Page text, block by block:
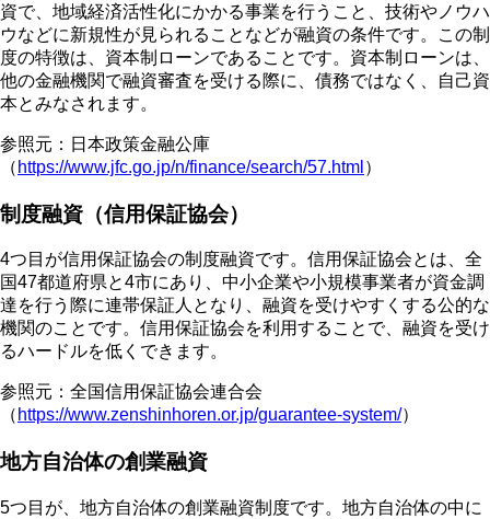
資で、地域経済活性化にかかる事業を行うこと、技術やノウハ
ウなどに新規性が見られることなどが融資の条件です。この制
度の特徴は、資本制ローンであることです。資本制ローンは、
他の金融機関で融資審査を受ける際に、債務ではなく、自己資
本とみなされます。
参照元：日本政策金融公庫
（ https://www.jfc.go.jp/n/finance/search/57.html ）
制度融資（信用保証協会）
4つ目が信用保証協会の制度融資です。信用保証協会とは、全
国47都道府県と4市にあり、中小企業や小規模事業者が資金調
達を行う際に連帯保証人となり、融資を受けやすくする公的な
機関のことです。信用保証協会を利用することで、融資を受け
るハードルを低くできます。
参照元：全国信用保証協会連合会
（ https://www.zenshinhoren.or.jp/guarantee-system/）
地方自治体の創業融資
5つ目が、地方自治体の創業融資制度です。地方自治体の中に